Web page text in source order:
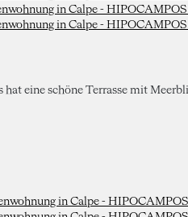
eine schöne Terrasse mit